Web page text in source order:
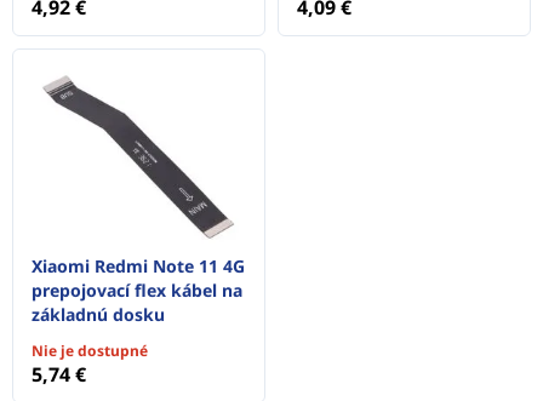
4,92 € 4,09 €
Xiaomi Redmi Note 11 4G
prepojovací flex kábel na
základnú dosku
Nie je dostupné
5,74 €